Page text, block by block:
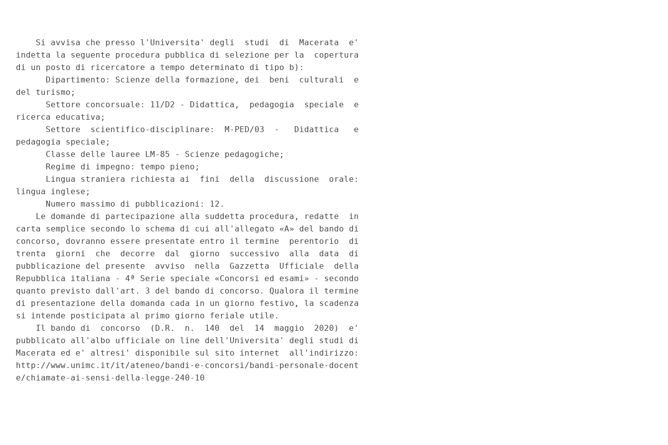
    Si avvisa che presso l'Universita' degli  studi  di  Macerata  e'
indetta la seguente procedura pubblica di selezione per la  copertura
di un posto di ricercatore a tempo determinato di tipo b):
      Dipartimento: Scienze della formazione, dei  beni  culturali  e
del turismo;
      Settore concorsuale: 11/D2 - Didattica,  pedagogia  speciale  e
ricerca educativa;
      Settore  scientifico-disciplinare:  M-PED/03  -   Didattica   e
pedagogia speciale;
      Classe delle lauree LM-85 - Scienze pedagogiche;
      Regime di impegno: tempo pieno;
      Lingua straniera richiesta ai  fini  della  discussione  orale:
lingua inglese;
      Numero massimo di pubblicazioni: 12.
    Le domande di partecipazione alla suddetta procedura, redatte  in
carta semplice secondo lo schema di cui all'allegato «A» del bando di
concorso, dovranno essere presentate entro il termine  perentorio  di
trenta  giorni  che  decorre  dal  giorno  successivo  alla  data  di
pubblicazione del presente  avviso  nella  Gazzetta  Ufficiale  della
Repubblica italiana - 4ª Serie speciale «Concorsi ed esami» - secondo
quanto previsto dall'art. 3 del bando di concorso. Qualora il termine
di presentazione della domanda cada in un giorno festivo, la scadenza
si intende posticipata al primo giorno feriale utile.
    Il bando di  concorso  (D.R.  n.  140  del  14  maggio  2020)  e'
pubblicato all'albo ufficiale on line dell'Universita' degli studi di
Macerata ed e' altresi' disponibile sul sito internet  all'indirizzo:
http://www.unimc.it/it/ateneo/bandi-e-concorsi/bandi-personale-docent
e/chiamate-ai-sensi-della-legge-240-10